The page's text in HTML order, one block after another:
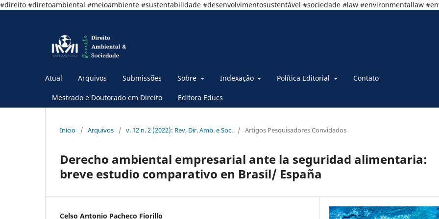
#direito #diretoambiental #meioambiente #sustentabilidade #desenvolvimentosustentável #sociedade #law #environmentallaw
Atual Arquivos Submissões Sobre Indexação Política Editorial Contato
Mestrado e Doutorado em Direito Editora Educs
Início / Arquivos / v. 12 n. 2 (2022): Rev, Dir. Amb. e Soc. / Artigos Pesquisadores Convidados
Derecho ambiental empresarial ante la seguridad alimentaria:
breve estudio comparativo en Brasil/ España
Celso Antonio Pacheco Fiorillo